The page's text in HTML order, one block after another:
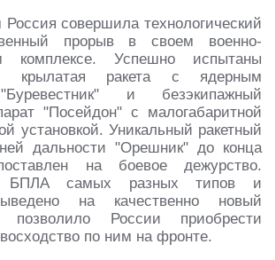
совершила технологический
прорыв в своем военно-
комплексе. Успешно испытаны
крылатая ракета с ядерным
и безэкипажный
"Посейдон" с малогабаритной
установкой. Уникальный ракетный
дальности "Орешник" до конца
на боевое дежурство.
БПЛА самых разных типов и
на качественно новый
позволило России приобрести
по ним на фронте.